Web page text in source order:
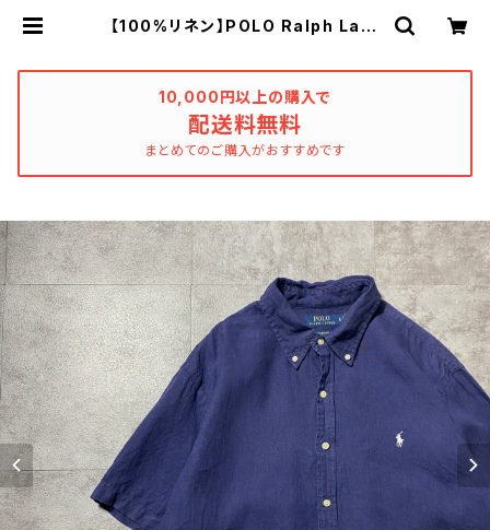
【100%リネン】POLO Ralph Laur
ウン リネンシャツ | used_clothi
ng_katharsis
10,000円以上の購入で
配送料無料
まとめてのご購入がおすすめです